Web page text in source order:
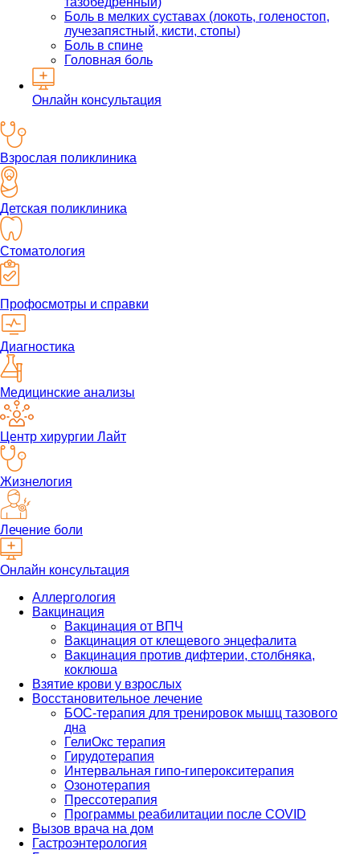
Боль в мелких суставах (локоть, голеностоп,
лучезапястный, кисти, стопы)
Боль в спине
Головная боль
Онлайн консультация
Взрослая поликлиника
Детская поликлиника
Стоматология
Профосмотры и справки
Диагностика
Медицинские анализы
Центр хирургии Лайт
Жизнелогия
Лечение боли
Онлайн консультация
Аллергология
Вакцинация
Вакцинация от ВПЧ
Вакцинация от клещевого энцефалита
Вакцинация против дифтерии, столбняка,
коклюша
Взятие крови у взрослых
Восстановительное лечение
БОС-терапия для тренировок мышц тазового
дна
ГелиОкс терапия
Гирудотерапия
Интервальная гипо-гиперокситерапия
Озонотерапия
Прессотерапия
Программы реабилитации после СOVID
Вызов врача на дом
Гастроэнтерология